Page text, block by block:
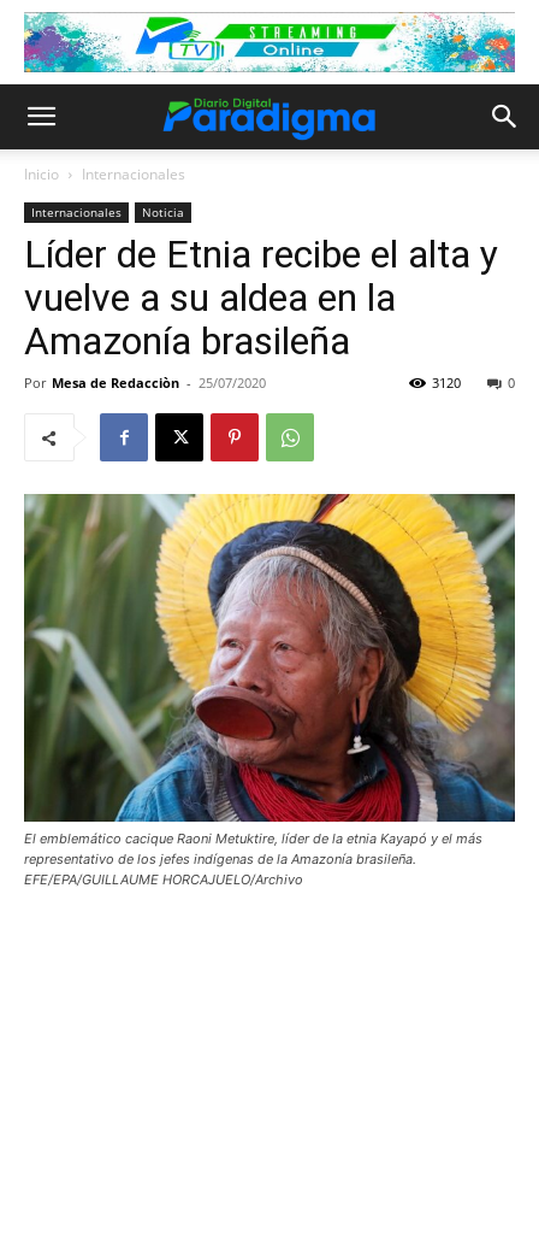
Inicio Internacionales
Internacionales Noticia
Líder de Etnia recibe el alta y
vuelve a su aldea en la
Amazonía brasileña
Por Mesa de Redacciòn - 25/07/2020 0
3120
El emblemático cacique Raoni Metuktire, líder de la etnia Kayapó y el más
representativo de los jefes indígenas de la Amazonía brasileña.
EFE/EPA/GUILLAUME HORCAJUELO/Archivo